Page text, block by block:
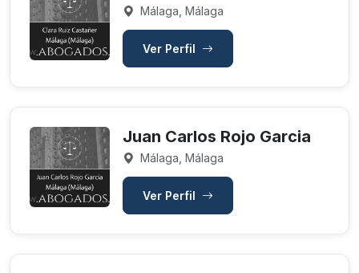
Málaga, Málaga
Ver Perfil
Juan Carlos Rojo Garcia
Málaga, Málaga
Ver Perfil